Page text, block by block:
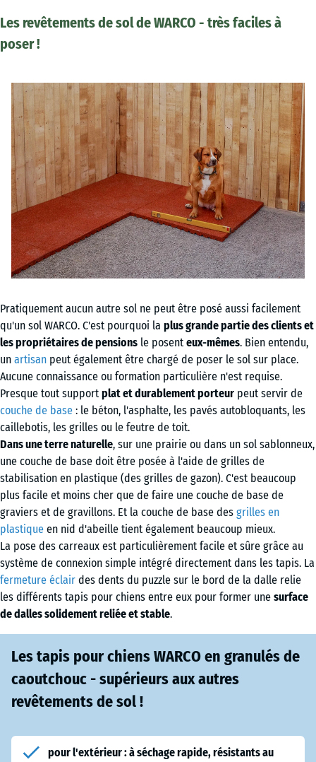
Les revêtements de sol de WARCO - très faciles à
poser !
Pratiquement aucun autre sol ne peut être posé aussi facilement
qu'un sol WARCO. C'est pourquoi la plus grande partie des clients et
les propriétaires de pensions le posent eux-mêmes. Bien entendu,
un artisan peut également être chargé de poser le sol sur place.
Aucune connaissance ou formation particulière n'est requise.
Presque tout support plat et durablement porteur peut servir de
couche de base : le béton, l'asphalte, les pavés autobloquants, les
caillebotis, les grilles ou le feutre de toit.
Dans une terre naturelle, sur une prairie ou dans un sol sablonneux,
une couche de base doit être posée à l'aide de grilles de
stabilisation en plastique (des grilles de gazon). C'est beaucoup
plus facile et moins cher que de faire une couche de base de
graviers et de gravillons. Et la couche de base des grilles en
plastique en nid d'abeille tient également beaucoup mieux.
La pose des carreaux est particulièrement facile et sûre grâce au
système de connexion simple intégré directement dans les tapis. La
fermeture éclair des dents du puzzle sur le bord de la dalle relie
les différents tapis pour chiens entre eux pour former une surface
de dalles solidement reliée et stable.
Les tapis pour chiens WARCO en granulés de
caoutchouc - supérieurs aux autres
revêtements de sol !
pour l'extérieur : à séchage rapide, résistants au